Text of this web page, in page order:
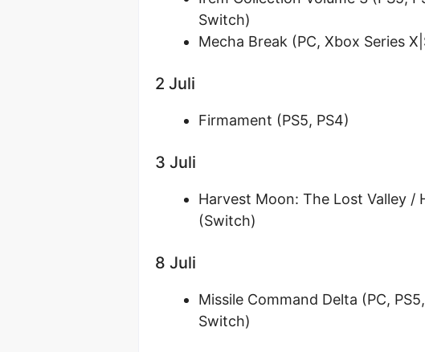
Switch)
Mecha Break (PC, Xbox Series
2 Juli
Firmament (PS5, PS4)
3 Juli
Harvest Moon: The Lost Valley /
(Switch)
8 Juli
Missile Command Delta (PC,
Switch)